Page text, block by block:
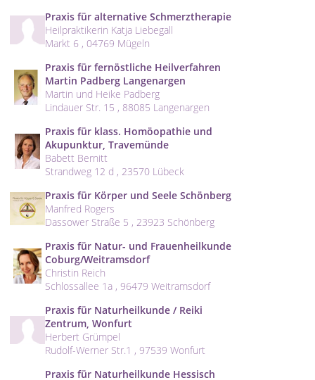
Praxis für alternative Schmerztherapie
Heilpraktikerin Katja Liebegall
Markt 6 , 04769 Mügeln
Praxis für fernöstliche Heilverfahren
Martin Padberg Langenargen
Martin und Heike Padberg
Lindauer Str. 15 , 88085 Langenargen
Praxis für klass. Homöopathie und
Akupunktur, Travemünde
Babett Bernitt
Strandweg 12 d , 23570 Lübeck
Praxis für Körper und Seele Schönberg
Manfred Rogers
Dassower Straße 5 , 23923 Schönberg
Praxis für Natur- und Frauenheilkunde
Coburg/Weitramsdorf
Christin Reich
Schlossallee 1a , 96479 Weitramsdorf
Praxis für Naturheilkunde / Reiki
Zentrum, Wonfurt
Herbert Grümpel
Rudolf-Werner Str.1 , 97539 Wonfurt
Praxis für Naturheilkunde Hessisch